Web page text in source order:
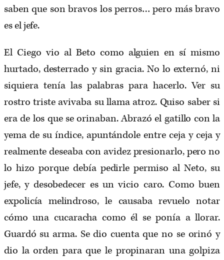
saben que son bravos los perros… pero más bravo
es el jefe.
El Ciego vio al Beto como alguien en sí mismo
hurtado, desterrado y sin gracia. No lo externó, ni
siquiera tenía las palabras para hacerlo. Ver su
rostro triste avivaba su llama atroz. Quiso saber si
era de los que se orinaban. Abrazó el gatillo con la
yema de su índice, apuntándole entre ceja y ceja y
realmente deseaba con avidez presionarlo, pero no
lo hizo porque debía pedirle permiso al Neto, su
jefe, y desobedecer es un vicio caro. Como buen
expolicía melindroso, le causaba revuelo notar
cómo una cucaracha como él se ponía a llorar.
Guardó su arma. Se dio cuenta que no se orinó y
dio la orden para que le propinaran una golpiza